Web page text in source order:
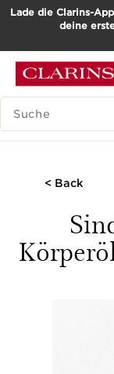
WEITER ZUM
Lade die Clarins-
deine
SUCH-HISTORIE
< Back